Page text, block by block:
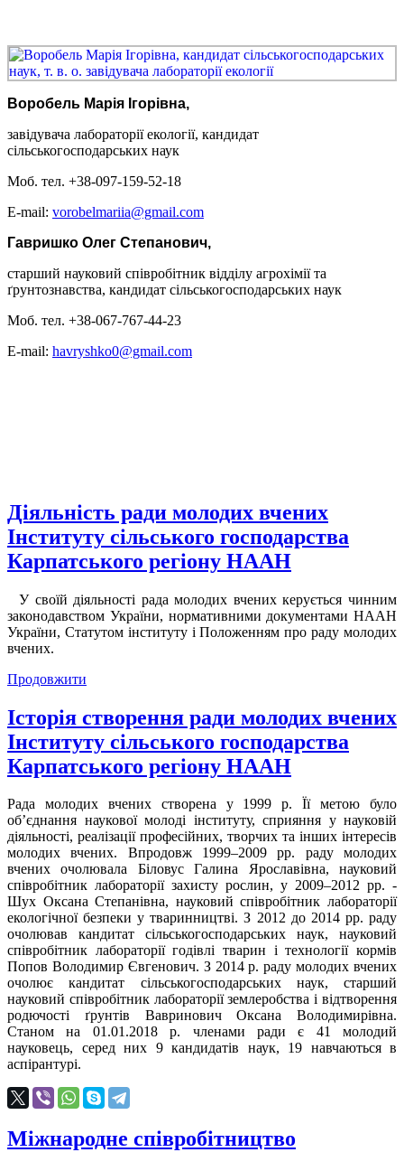
Воробель Марія Ігорівна,
завідувача лабораторії екології, кандидат
сільськогосподарських наук
Моб. тел. +38-097-159-52-18
Е-mail: vorobelmariia@gmail.com
Гавришко Олег Степанович,
старший науковий співробітник відділу агрохімії та
ґрунтознавства, кандидат сільськогосподарських наук
Моб. тел. +38-067-767-44-23
Е-mail: havryshko0@gmail.com
Діяльність ради молодих вчених
Інституту сільського господарства
Карпатського регіону НААН
У своїй діяльності рада молодих вчених керується чинним
законодавством України, нормативними документами НААН
України, Статутом інституту і Положенням про раду молодих
вчених.
Продовжити
Історія створення ради молодих вчених
Інституту сільського господарства
Карпатського регіону НААН
Рада молодих вчених створена у 1999 р. Її метою було
об’єднання наукової молоді інституту, сприяння у науковій
діяльності, реалізації професійних, творчих та інших інтересів
молодих вчених. Впродовж 1999–2009 рр. раду молодих
вчених очолювала Біловус Галина Ярославівна, науковий
співробітник лабораторії захисту рослин, у 2009–2012 рр. -
Шух Оксана Степанівна, науковий співробітник лабораторії
екологічної безпеки у тваринництві. З 2012 до 2014 рр. раду
очолював кандитат сільськогосподарських наук, науковий
співробітник лабораторії годівлі тварин і технології кормів
Попов Володимир Євгенович. З 2014 р. раду молодих вчених
очолює кандитат сільськогосподарських наук, старший
науковий співробітник лабораторії землеробства і відтворення
родючості ґрунтів Вавринович Оксана Володимирівна.
Станом на 01.01.2018 р. членами ради є 41 молодий
науковець, серед них 9 кандидатів наук, 19 навчаються в
аспірантурі.
Міжнародне співробітництво